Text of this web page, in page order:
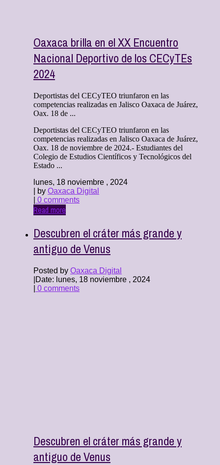
Oaxaca brilla en el XX Encuentro
Nacional Deportivo de los CECyTEs
2024
Deportistas del CECyTEO triunfaron en las
competencias realizadas en Jalisco Oaxaca de Juárez,
Oax. 18 de ...
Deportistas del CECyTEO triunfaron en las
competencias realizadas en Jalisco Oaxaca de Juárez,
Oax. 18 de noviembre de 2024.- Estudiantes del
Colegio de Estudios Científicos y Tecnológicos del
Estado ...
lunes, 18 noviembre , 2024
| by Oaxaca Digital
0 comments
Read more
Descubren el cráter más grande y
antiguo de Venus
Posted by Oaxaca Digital
Date: lunes, 18 noviembre , 2024
0 comments
Descubren el cráter más grande y
antiguo de Venus